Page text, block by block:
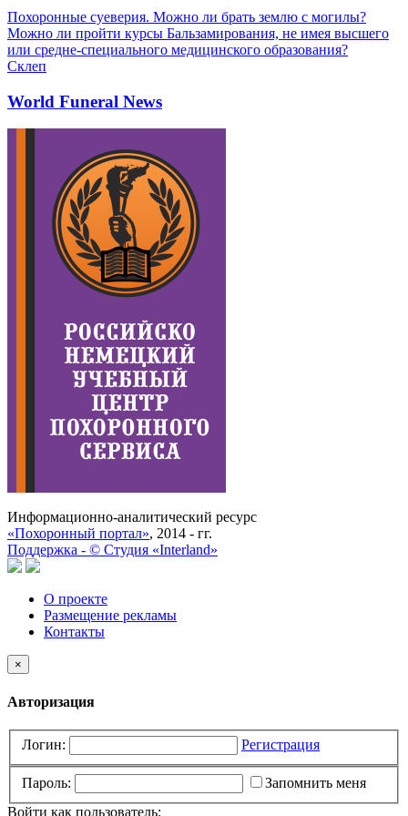
Похоронные суеверия. Можно ли брать землю с могилы?
Можно ли пройти курсы Бальзамирования, не имея высшего
или средне-специального медицинского образования?
Склеп
World Funeral News
Информационно-аналитический ресурс
«Похоронный портал», 2014 - гг.
Поддержка - © Cтудия «Interland»
О проекте
Размещение рекламы
Контакты
×
Авторизация
Логин: Регистрация
Пароль:
Запомнить меня
Войти как пользователь: